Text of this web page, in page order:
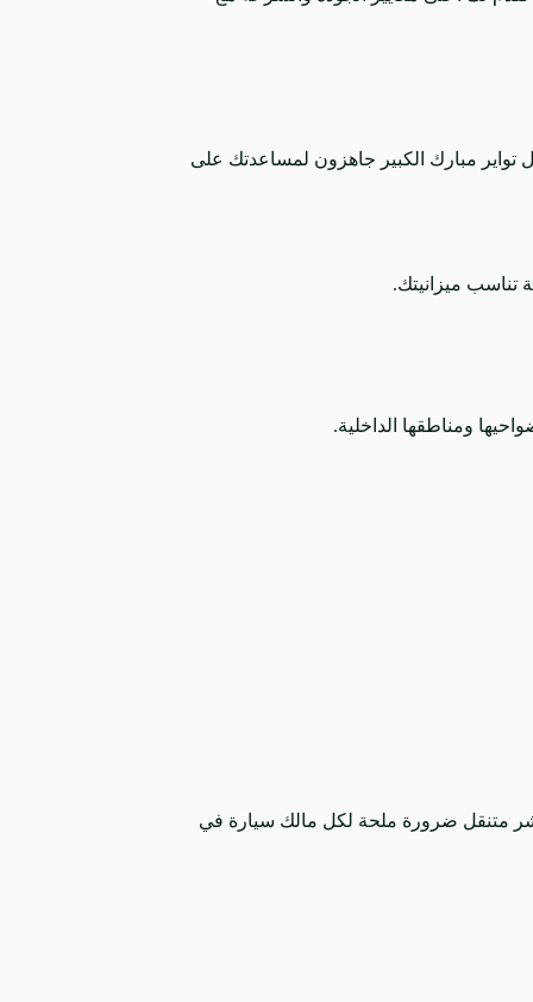
تواير مبارك الكبير جاهزون لمساعدتك على
ميزانيتك.
ومناطقها الداخلية.
متنقل ضرورة ملحة لكل مالك سيارة في